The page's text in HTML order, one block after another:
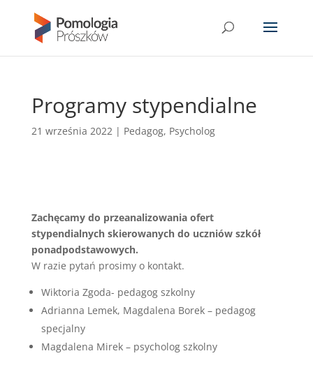
Programy stypendialne
21 września 2022| Pedagog, Psycholog
Zachęcamy do przeanalizowania ofert
stypendialnych skierowanych do uczniów szkół
ponadpodstawowych.
W razie pytań prosimy o kontakt.
Wiktoria Zgoda- pedagog szkolny
Adrianna Lemek, Magdalena Borek – pedagog
specjalny
Magdalena Mirek – psycholog szkolny